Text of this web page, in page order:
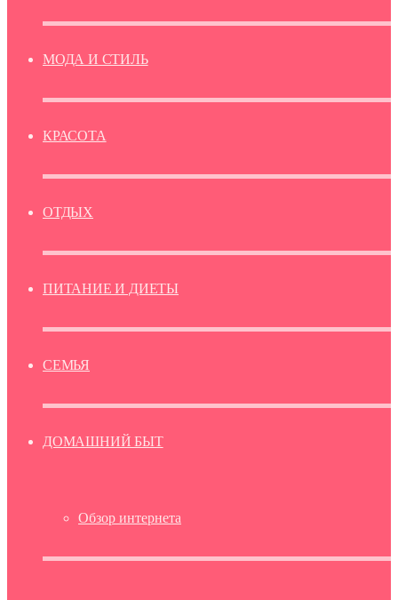
МОДА И СТИЛЬ
КРАСОТА
ОТДЫХ
ПИТАНИЕ И ДИЕТЫ
СЕМЬЯ
ДОМАШНИЙ БЫТ
Обзор интернета